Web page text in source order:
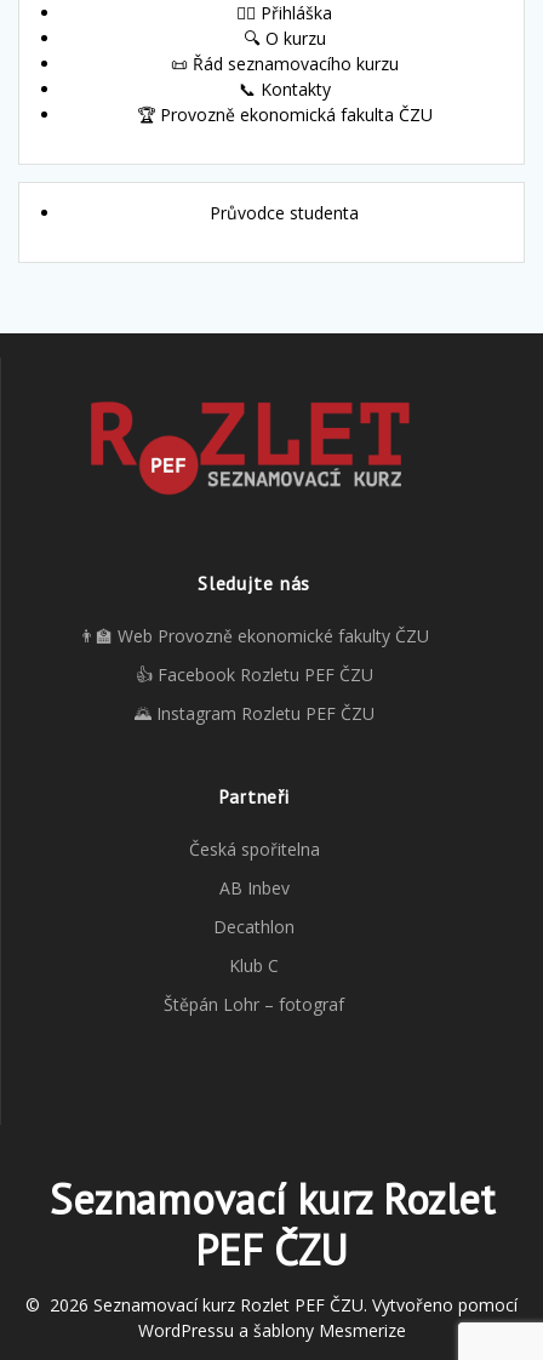
🙋‍♀️ Přihláška
🔍 O kurzu
📜 Řád seznamovacího kurzu
📞 Kontakty
🏆 Provozně ekonomická fakulta ČZU
Průvodce studenta
Sledujte nás
👨‍🏫 Web Provozně ekonomické fakulty ČZU
👍 Facebook Rozletu PEF ČZU
🌄 Instagram Rozletu PEF ČZU
Partneři
Česká spořitelna
AB Inbev
Decathlon
Klub C
Štěpán Lohr – fotograf
Seznamovací kurz Rozlet
PEF ČZU
© 2026 Seznamovací kurz Rozlet PEF ČZU. Vytvořeno pomocí
WordPressu a šablony Mesmerize